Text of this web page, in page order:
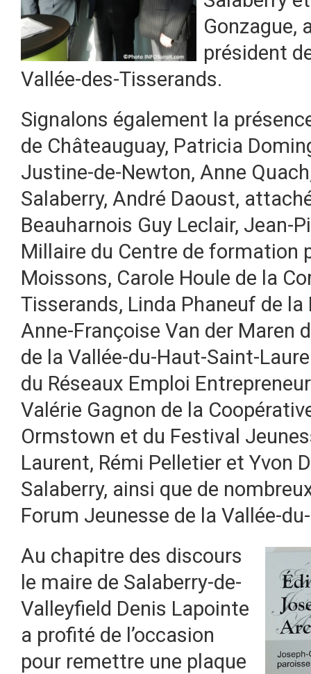
Gonzague,
président
Vallée-des-Tisserands.
Signalons également la
de Châteauguay, Patricia
Justine-de-Newton, Anne
Salaberry, André Daoust,
Beauharnois Guy Leclair, Jean-
Millaire du Centre de formation
Moissons, Carole Houle de la
Tisserands, Linda Phaneuf de la
Anne-Françoise Van der Maren
de la Vallée-du-Haut-Saint-
du Réseaux Emploi
Valérie Gagnon de la
Ormstown et du Festival
Laurent, Rémi Pelletier et Yvon
Salaberry, ainsi que de
Forum Jeunesse de la Vallée-
Au chapitre des discours
le maire de Salaberry-de-
Valleyfield Denis Lapointe
a profité de l’occasion
pour remettre une plaque